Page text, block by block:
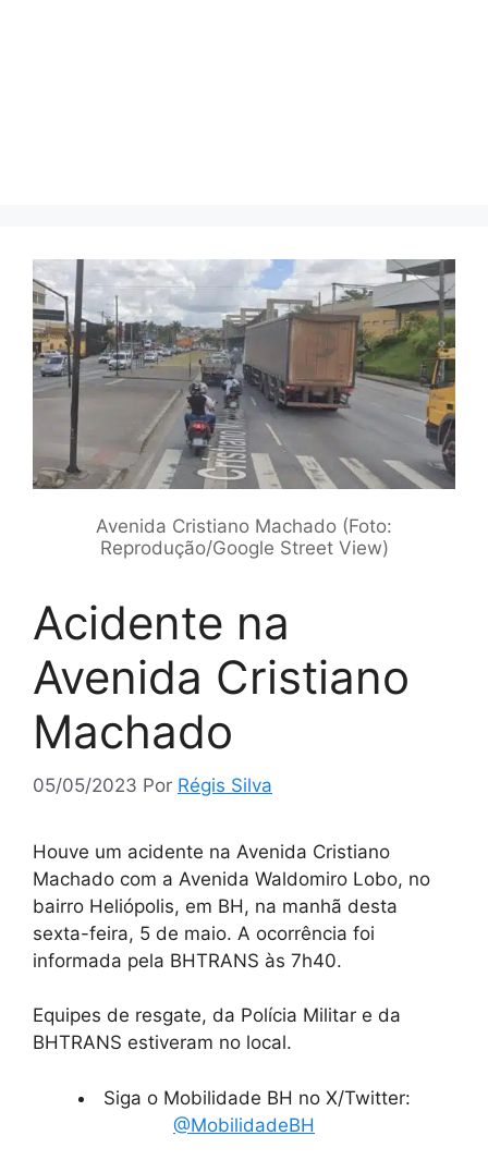
Avenida Cristiano Machado (Foto:
Reprodução/Google Street View)
Acidente na
Avenida Cristiano
Machado
05/05/2023 Por Régis Silva
Houve um acidente na Avenida Cristiano
Machado com a Avenida Waldomiro Lobo, no
bairro Heliópolis, em BH, na manhã desta
sexta-feira, 5 de maio. A ocorrência foi
informada pela BHTRANS às 7h40.
Equipes de resgate, da Polícia Militar e da
BHTRANS estiveram no local.
Siga o Mobilidade BH no X/Twitter:
@MobilidadeBH